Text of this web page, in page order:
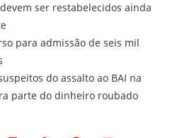
ser restabelecidos ainda
para admissão de seis mil
do assalto ao BAI na
parte do dinheiro roubado